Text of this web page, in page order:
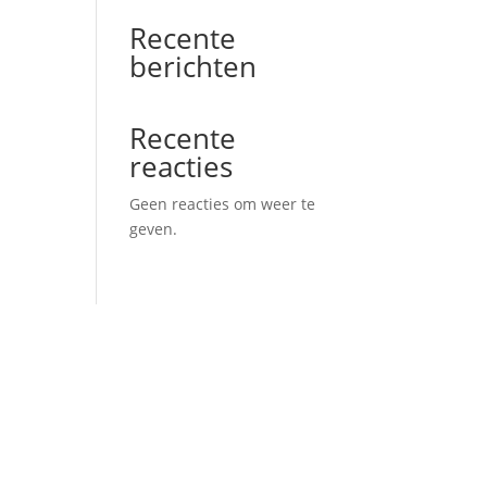
Recente
berichten
Recente
reacties
Geen reacties om weer te
geven.